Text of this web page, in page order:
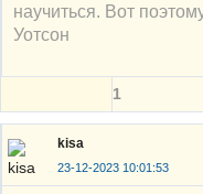
научиться. Вот
Уотсон
1
kisa
23-12-2023 10:01:53